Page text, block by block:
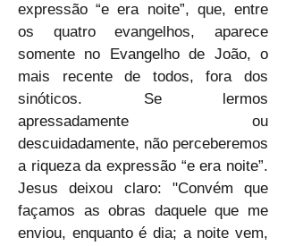
expressão “e era noite”, que, entre
os quatro evangelhos, aparece
somente no Evangelho de João, o
mais recente de todos, fora dos
sinóticos. Se lermos
apressadamente ou
descuidadamente, não perceberemos
a riqueza da expressão “e era noite”.
Jesus deixou claro: "Convém que
façamos as obras daquele que me
enviou, enquanto é dia; a noite vem,